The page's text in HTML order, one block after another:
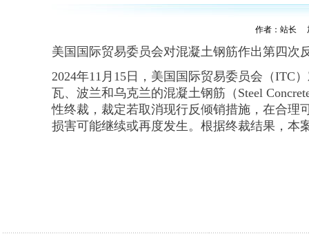
作者：站长
美国国际贸易委员会对混凝土钢筋作出第四次
2024年11月15日，美国国际贸易委员会（ITC
瓦、波兰和乌克兰的混凝土钢筋（Steel
性终裁，裁定若取消现行反倾销措施，在合理
损害可能继续或再度发生。根据终裁结果，本